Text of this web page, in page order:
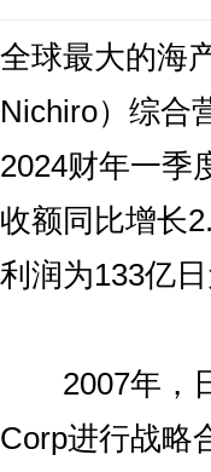
全球最大的海
Nichiro）综合
2024财年一季
收额同比增长
利润为133亿
2007年，日
Corp进行战略